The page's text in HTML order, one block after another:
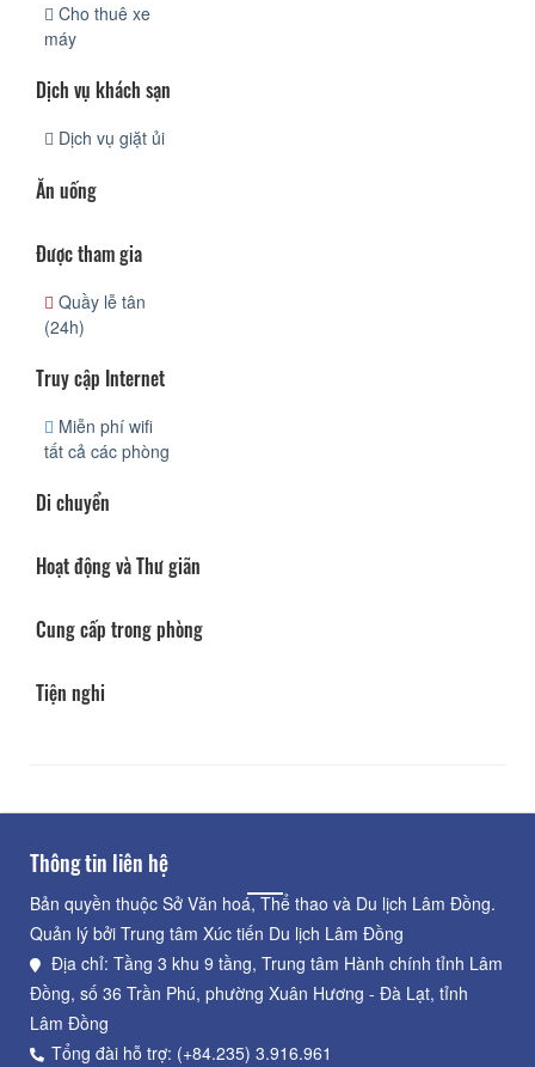
Cho thuê xe
máy
Dịch vụ khách sạn
Dịch vụ giặt ủi
Ăn uống
Được tham gia
Quầy lễ tân
(24h)
Truy cập Internet
Miễn phí wifi
tất cả các phòng
Di chuyển
Hoạt động và Thư giãn
Cung cấp trong phòng
Tiện nghi
Thông tin liên hệ
Bản quyền thuộc Sở Văn hoá, Thể thao và Du lịch Lâm Đồng.
Quản lý bởi Trung tâm Xúc tiến Du lịch Lâm Đồng
Địa chỉ: Tầng 3 khu 9 tầng, Trung tâm Hành chính tỉnh Lâm
Đồng, số 36 Trần Phú, phường Xuân Hương - Đà Lạt, tỉnh
Lâm Đồng
Tổng đài hỗ trợ: (+84.235) 3.916.961